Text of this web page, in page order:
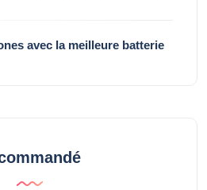
avec la meilleure batterie